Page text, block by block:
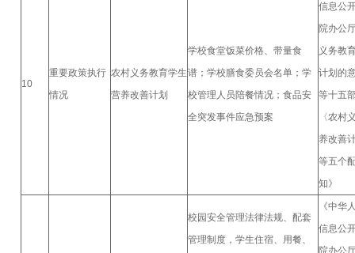
10
重要政策执行
情况
农村义务教育学生
营养改善计划
学校食堂饭菜价格、带量食
谱；学校膳食委员会名单；学
校管理人员陪餐情况；食品安
全突发事件应急预案
信息公
院办公
义务教
计划的
等十五
〈农村
养改善
等五个
知》
校园安全管理法律法规、配套
管理制度，学生住宿、用餐、
《中华
信息公
院办公